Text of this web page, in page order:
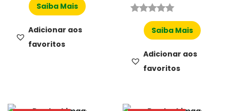
Saiba Mais
Adicionar aos
favoritos
Saiba Mais
Adicionar aos
favoritos